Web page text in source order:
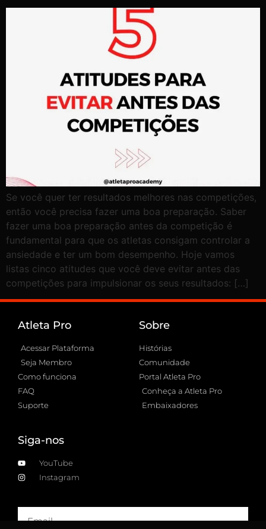
Se você quer ter resultados melhores nas competições,
então você precisa fazer uma boa preparação. Saber
fazer uma boa preparação antes da competição é
fundamental para que os atletas consigam controlar a
ansiedade e ter um bom desempenho. Hoje vamos
listas cinco atitudes que você deve evitar antes das
competições para impulsionar os seus resultados: […]
Atleta Pro
Acessar Plataforma
Seja Membro
Como funciona
FAQ
Suporte
Sobre
Histórias
Comunidade
Portal Atleta Pro
Conheça a Atleta Pro
Embaixadores
Siga-nos
YouTube
Instagram